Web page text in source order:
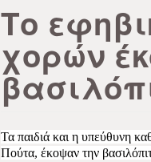
Το
χορών
Τα παιδιά και η υπεύθυνη
Πούτα, έκοψαν την